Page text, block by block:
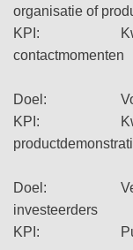
organisatie of
KPI:
contactmomenten
Doel:
KPI: Kwaliteit
Doel:
investeerders
KPI: